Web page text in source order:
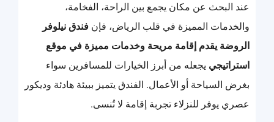
عند البحث عن مكان يجمع بين الراحة، الفخامة،
والخدمات المميزة في قلب الرياض، فإن فندق نيلوفر
الروضة يقدم إقامة مريحة وخدمات مميزة في موقع
استراتيجي يجعله من أبرز الخيارات للمسافرين سواء
بغرض السياحة أو الأعمال. الفندق يتميز ببيئة هادئة وديكور
عصري يوفر للنزلاء تجربة إقامة لا تُنسى.